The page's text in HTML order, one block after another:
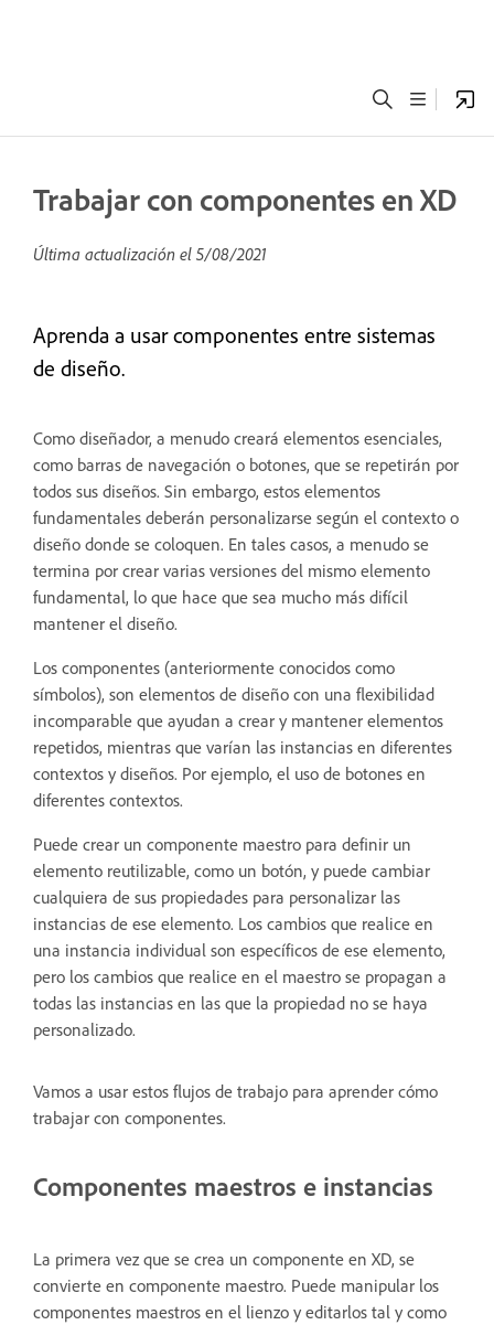
Trabajar con componentes en XD
Última actualización el 5/08/2021
Aprenda a usar componentes entre sistemas
de diseño.
Como diseñador, a menudo creará elementos esenciales,
como barras de navegación o botones, que se repetirán por
todos sus diseños. Sin embargo, estos elementos
fundamentales deberán personalizarse según el contexto o
diseño donde se coloquen. En tales casos, a menudo se
termina por crear varias versiones del mismo elemento
fundamental, lo que hace que sea mucho más difícil
mantener el diseño.
Los componentes (anteriormente conocidos como
símbolos), son elementos de diseño con una flexibilidad
incomparable que ayudan a crear y mantener elementos
repetidos, mientras que varían las instancias en diferentes
contextos y diseños. Por ejemplo, el uso de botones en
diferentes contextos.
Puede crear un componente maestro para definir un
elemento reutilizable, como un botón, y puede cambiar
cualquiera de sus propiedades para personalizar las
instancias de ese elemento. Los cambios que realice en
una instancia individual son específicos de ese elemento,
pero los cambios que realice en el maestro se propagan a
todas las instancias en las que la propiedad no se haya
personalizado.
Vamos a usar estos flujos de trabajo para aprender cómo
trabajar con componentes.
Componentes maestros e instancias
La primera vez que se crea un componente en XD, se
convierte en componente maestro. Puede manipular los
componentes maestros en el lienzo y editarlos tal y como